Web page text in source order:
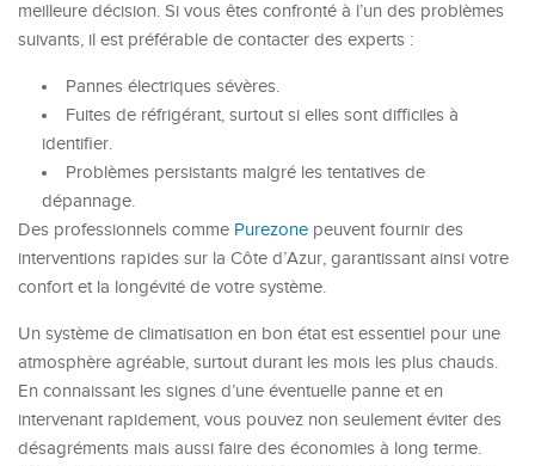
meilleure décision. Si vous êtes confronté à l’un des problèmes
suivants, il est préférable de contacter des experts :
Pannes électriques sévères.
Fuites de réfrigérant, surtout si elles sont difficiles à
identifier.
Problèmes persistants malgré les tentatives de
dépannage.
Des professionnels comme Purezone peuvent fournir des
interventions rapides sur la Côte d’Azur, garantissant ainsi votre
confort et la longévité de votre système.
Un système de climatisation en bon état est essentiel pour une
atmosphère agréable, surtout durant les mois les plus chauds.
En connaissant les signes d’une éventuelle panne et en
intervenant rapidement, vous pouvez non seulement éviter des
désagréments mais aussi faire des économies à long terme.